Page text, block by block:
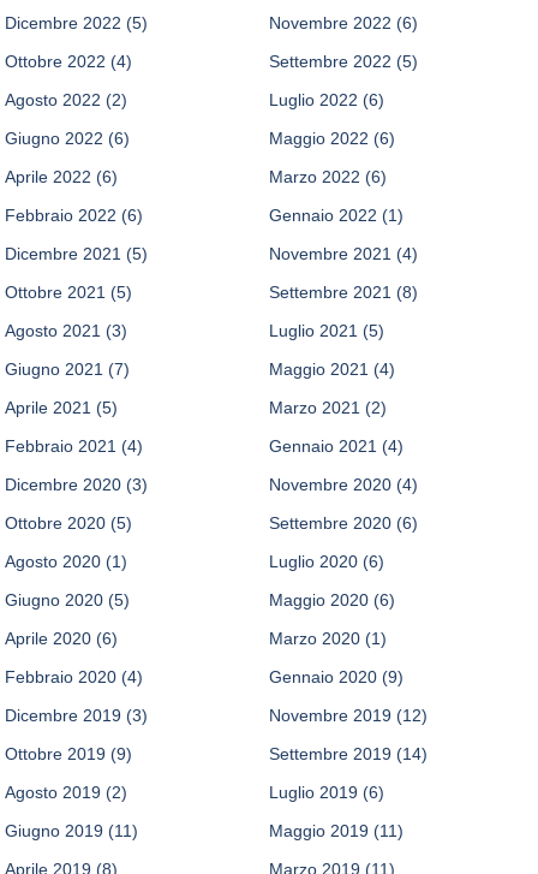
Dicembre 2022 (5) Novembre 2022 (6)
Ottobre 2022 (4) Settembre 2022 (5)
Agosto 2022 (2) Luglio 2022 (6)
Giugno 2022 (6) Maggio 2022 (6)
Aprile 2022 (6) Marzo 2022 (6)
Febbraio 2022 (6) Gennaio 2022 (1)
Dicembre 2021 (5) Novembre 2021 (4)
Ottobre 2021 (5) Settembre 2021 (8)
Agosto 2021 (3) Luglio 2021 (5)
Giugno 2021 (7) Maggio 2021 (4)
Aprile 2021 (5) Marzo 2021 (2)
Febbraio 2021 (4) Gennaio 2021 (4)
Dicembre 2020 (3) Novembre 2020 (4)
Ottobre 2020 (5) Settembre 2020 (6)
Agosto 2020 (1) Luglio 2020 (6)
Giugno 2020 (5) Maggio 2020 (6)
Aprile 2020 (6) Marzo 2020 (1)
Febbraio 2020 (4) Gennaio 2020 (9)
Dicembre 2019 (3) Novembre 2019 (12)
Ottobre 2019 (9) Settembre 2019 (14)
Agosto 2019 (2) Luglio 2019 (6)
Giugno 2019 (11) Maggio 2019 (11)
Aprile 2019 (8) Marzo 2019 (11)